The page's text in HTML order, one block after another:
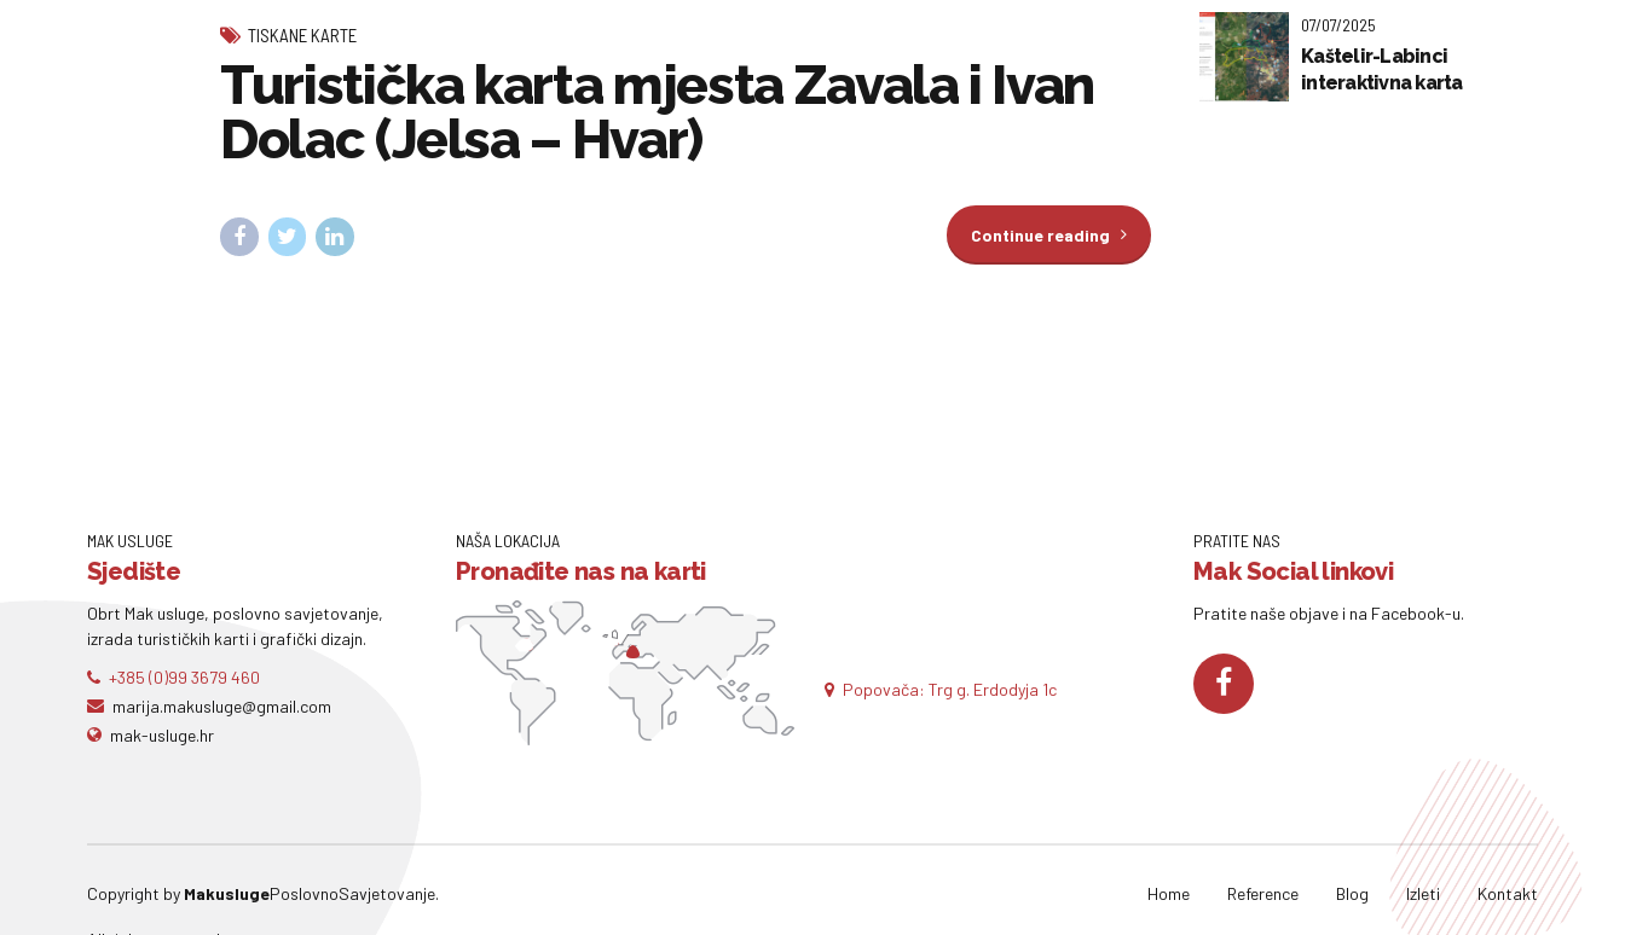
TISKANE KARTE
Turistička karta mjesta Zavala i Ivan
Dolac (Jelsa – Hvar)
Continue reading
07/07/2025
Kaštelir-Labinci
interaktivna karta
MAK USLUGE
Sjedište
Obrt Mak usluge, poslovno savjetovanje,
izrada turističkih karti i grafički dizajn.
+385 (0)99 3679 460
marija.makusluge@gmail.com
mak-usluge.hr
NAŠA LOKACIJA
Pronađite nas na karti
Popovača: Trg g. Erdodyja 1c
PRATITE NAS
Mak Social linkovi
Pratite naše objave i na Facebook-u.
Copyright by MakuslugePoslovnoSavjetovanje. Home Reference Blog Izleti Kontakt